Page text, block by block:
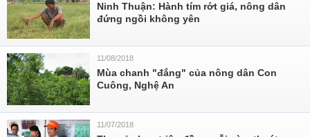
Ninh Thuận: Hành tím rớt giá, nông dân
đứng ngồi không yên
11/08/2018
Mùa chanh "đắng" của nông dân Con
Cuông, Nghệ An
11/07/2018